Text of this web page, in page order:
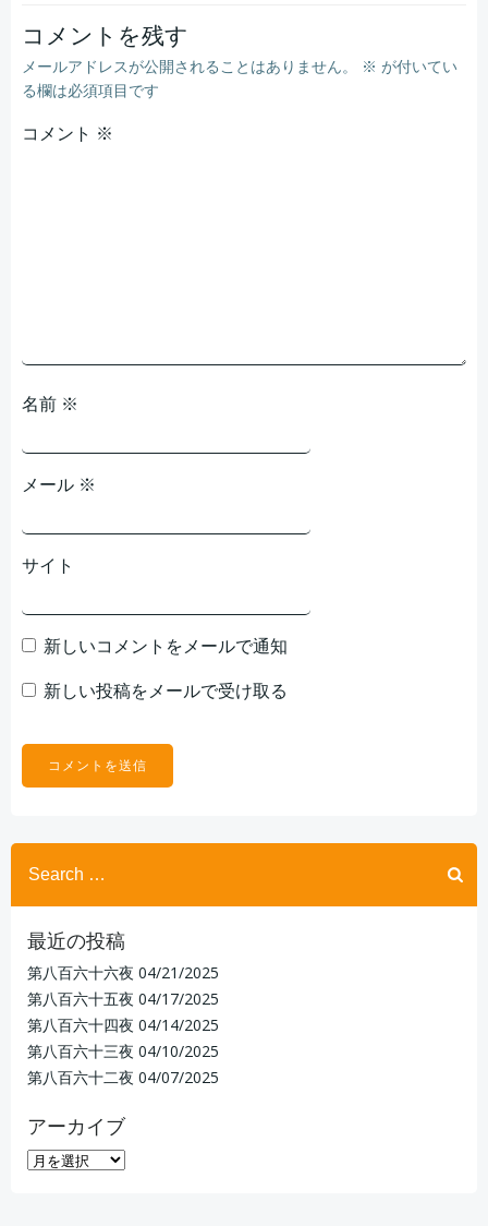
ビ
ゲ
ー
ビ
コメントを残す
メールアドレスが公開されることはありません。 ※ が付いてい
る欄は必須項目です
コメント ※
名前 ※
メール ※
サイト
新しいコメントをメールで通知
新しい投稿をメールで受け取る
Search
for:
最近の投稿
第八百六十六夜 04/21/2025
第八百六十五夜 04/17/2025
第八百六十四夜 04/14/2025
第八百六十三夜 04/10/2025
第八百六十二夜 04/07/2025
アーカイブ
ア